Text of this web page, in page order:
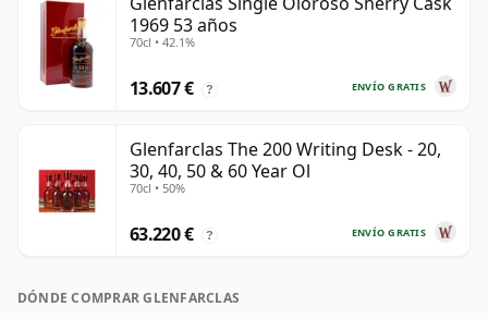
1969 53 años
70cl • 42.1%
ENVÍO GRATIS
13.607 € ?
Glenfarclas The 200 Writing Desk - 20,
30, 40, 50 & 60 Year Ol
70cl • 50%
ENVÍO GRATIS
63.220 € ?
DÓNDE COMPRAR GLENFARCLAS